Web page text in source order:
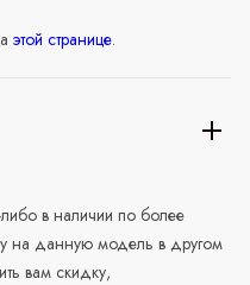
этой странице.
в наличии по более
на данную модель в другом
вам скидку,